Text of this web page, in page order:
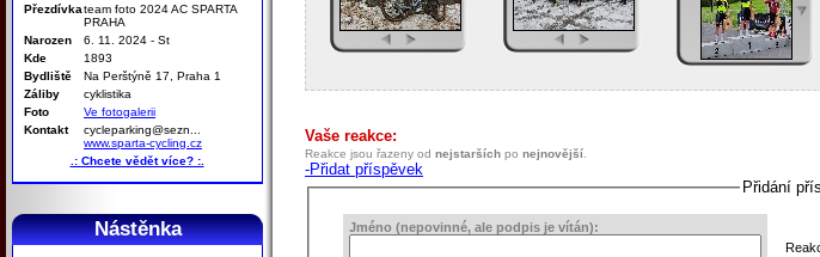
Přezdívkateam foto 2024 AC SPARTA
PRAHA
Narozen
6. 11. 2024 - St
Kde
1893
Bydliště
Na Perštýně 17, Praha 1
Záliby
cyklistika
Foto
Ve fotogalerii
Kontakt
cycleparking@sezn...
www.sparta-cycling.cz
.: Chcete vědět více? :.
Nástěnka
Vaše reakce:
Reakce jsou řazeny od nejstarších po nejnovější.
-Přidat příspěvek
Přidání
Jméno (nepovinné, ale podpis je vítán):